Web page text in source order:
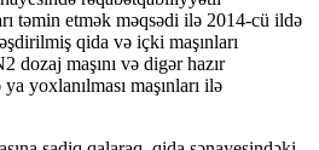
təmin etmək məqsədi ilə 2014-cü ildə
qida və içki maşınları
dozaj maşını və digər hazır
yoxlanılması maşınları ilə